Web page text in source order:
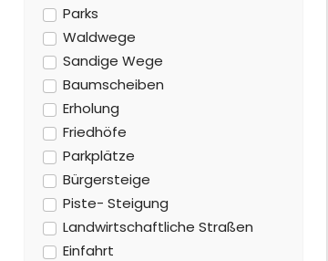
Parks
Waldwege
Sandige Wege
Baumscheiben
Erholung
Friedhöfe
Parkplätze
Bürgersteige
Piste- Steigung
Landwirtschaftliche Straßen
Einfahrt